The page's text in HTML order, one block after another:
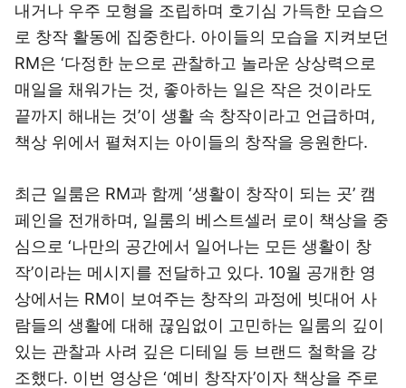
내거나 우주 모형을 조립하며 호기심 가득한 모습으
로 창작 활동에 집중한다. 아이들의 모습을 지켜보던
RM은 ‘다정한 눈으로 관찰하고 놀라운 상상력으로
매일을 채워가는 것, 좋아하는 일은 작은 것이라도
끝까지 해내는 것’이 생활 속 창작이라고 언급하며,
책상 위에서 펼쳐지는 아이들의 창작을 응원한다.
최근 일룸은 RM과 함께 ‘생활이 창작이 되는 곳’ 캠
페인을 전개하며, 일룸의 베스트셀러 로이 책상을 중
심으로 ‘나만의 공간에서 일어나는 모든 생활이 창
작’이라는 메시지를 전달하고 있다. 10월 공개한 영
상에서는 RM이 보여주는 창작의 과정에 빗대어 사
람들의 생활에 대해 끊임없이 고민하는 일룸의 깊이
있는 관찰과 사려 깊은 디테일 등 브랜드 철학을 강
조했다. 이번 영상은 ‘예비 창작자’이자 책상을 주로